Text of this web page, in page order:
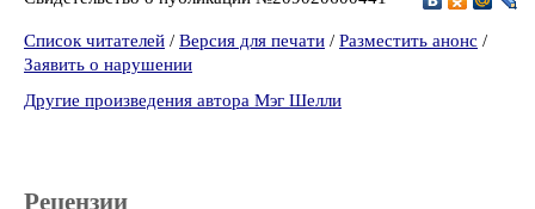
Список читателей / Версия для печати / Разместить анонс /
Заявить о нарушении
Другие произведения автора Мэг Шелли
Рецензии